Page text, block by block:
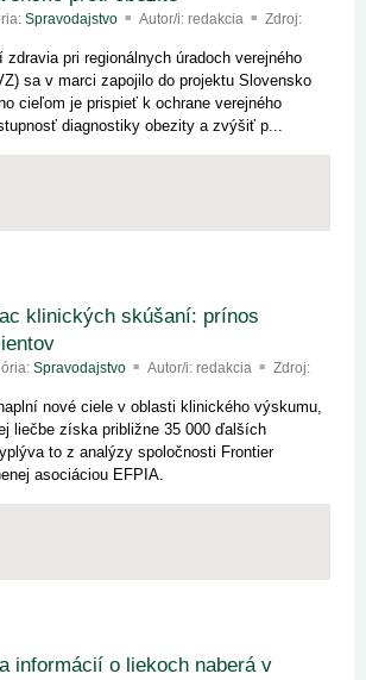
Spravodajstvo Autor/i: redakcia
Zdroj:
pri regionálnych úradoch verejného
sa v marci zapojilo do projektu Slovensko
cieľom je prispieť k ochrane verejného
diagnostiky obezity a zvýšiť p...
klinických skúšaní: prínos
Spravodajstvo Autor/i: redakcia
Zdroj:
nové ciele v oblasti klinického výskumu,
liečbe získa približne 35 000 ďalších
to z analýzy spoločnosti Frontier
asociáciou EFPIA.
informácií o liekoch naberá v